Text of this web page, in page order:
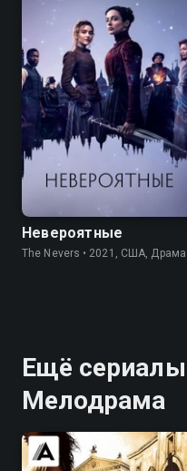
7.3 7.4
Невероятные
The Nevers • 2021, США, Драма
Ещё
Мелодрама